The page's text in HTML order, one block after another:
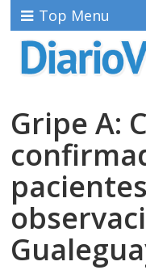
Top Menu
Gripe A: